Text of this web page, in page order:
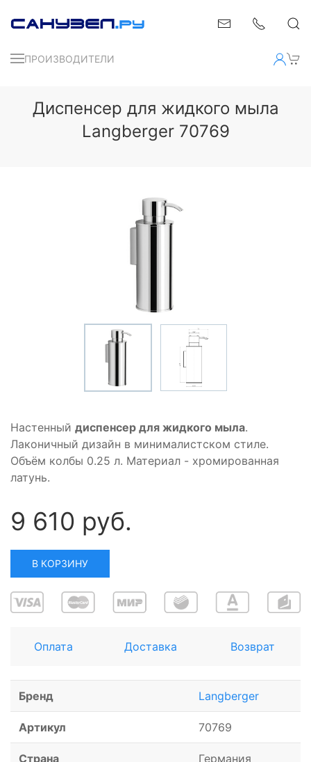
ПРОИЗВОДИТЕЛИ
Диспенсер для жидкого мыла
Langberger 70769
Настенный диспенсер для жидкого мыла.
Лаконичный дизайн в минималистском стиле.
Объём колбы 0.25 л. Материал - хромированная
латунь.
9 610 руб.
В КОРЗИНУ
Оплата Доставка Возврат
Бренд Langberger
Артикул 70769
Страна Германия